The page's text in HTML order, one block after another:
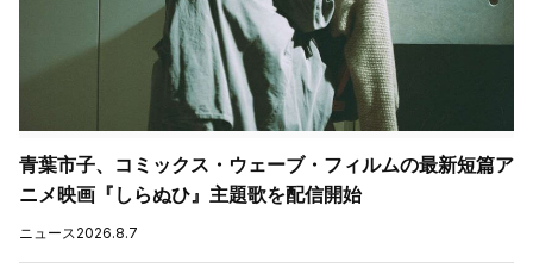
青葉市子、コミックス・ウェーブ・フィルムの最新短篇ア
ニメ映画『しらぬひ』主題歌を配信開始
ニュース2026.8.7